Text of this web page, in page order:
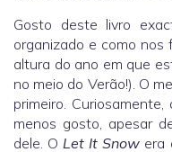
Gosto deste livro
organizado e como
altura do ano em que
no meio do Verão!). O
primeiro.
menos gosto, apesar
dele. O Let It Snow era